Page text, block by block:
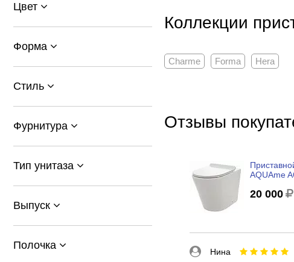
Цвет
Форма
Стиль
Фурнитура
Тип унитаза
Выпуск
Полочка
Коллекции
Charme Forma Hera
Отзывы
AQUAme
20 000
Нина